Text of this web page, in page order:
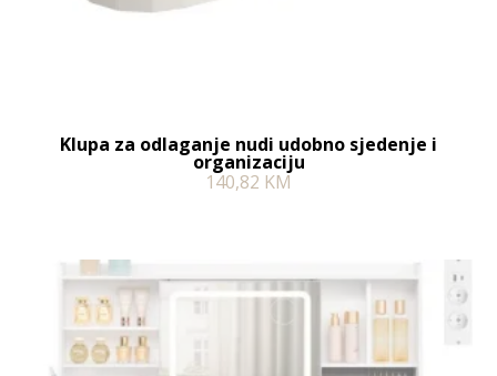
Klupa za odlaganje nudi udobno sjedenje i
organizaciju
140,82 KM